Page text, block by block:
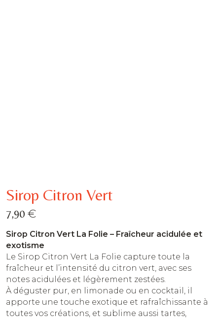
Sirop Citron Vert
7,90 €
Sirop Citron Vert La Folie – Fraîcheur acidulée et
exotisme
Le Sirop Citron Vert La Folie capture toute la
fraîcheur et l’intensité du citron vert, avec ses
notes acidulées et légèrement zestées.
À déguster pur, en limonade ou en cocktail, il
apporte une touche exotique et rafraîchissante à
toutes vos créations, et sublime aussi tartes,